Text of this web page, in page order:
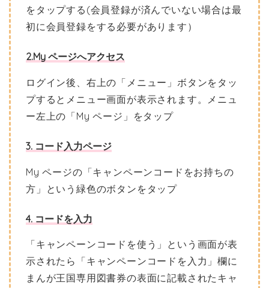
をタップする(会員登録が済んでいない場合は最
初に会員登録をする必要があります）
2.My ページへアクセス
ログイン後、右上の「メニュー」ボタンをタッ
プするとメニュー画面が表示されます。メニュ
ー左上の「My ページ」をタップ
3. コード入力ページ
My ページの「キャンペーンコードをお持ちの
方」という緑色のボタンをタップ
4. コードを入力
「キャンペーンコードを使う」という画面が表
示されたら「キャンペーンコードを入力」欄に
まんが王国専用図書券の表面に記載されたキャ